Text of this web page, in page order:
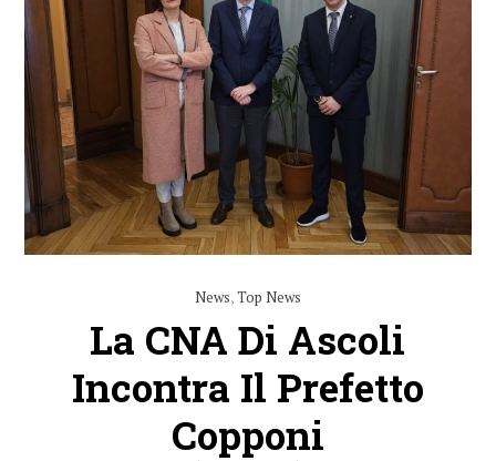
News,Top News
La CNA Di Ascoli
Incontra Il Prefetto
Copponi